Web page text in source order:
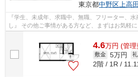
東京都中野区上高田
『学生、未成年、求職中、無職、フリーター、
し』 その他ご事情がある方など、まずはお気軽
4.6万円 (管理
敷金 5万円
2階 / 1R /